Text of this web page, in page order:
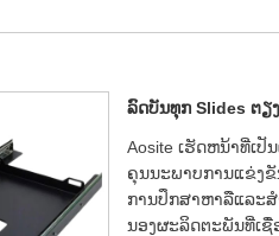
ລົດບັນທຸກ Slides ຕຽ
Aosite ເຮັດຫນ້າທີ່ເ
ຄຸນນະພາບການແຂ່ງ
ການ​ປຶກ​ສາ​ຫາ​ລື​ແລະ​
ນອງຜະລິດຕະພັນທີ່ເ